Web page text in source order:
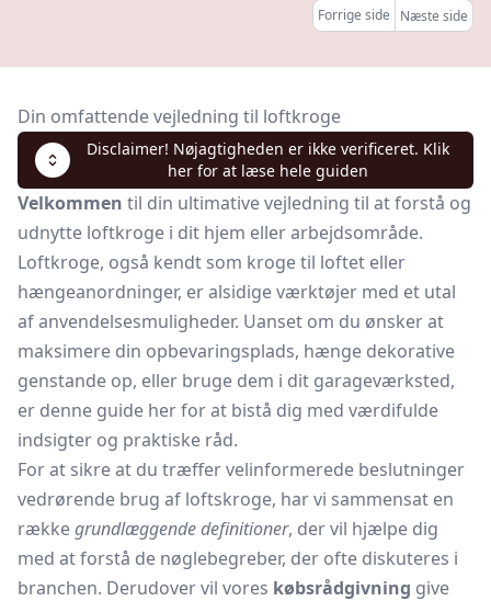
Forrige side Næste side
Din omfattende vejledning til loftkroge
Disclaimer! Nøjagtigheden er ikke verificeret. Klik
her for at læse hele guiden
Velkommen til din ultimative vejledning til at forstå og
udnytte loftkroge i dit hjem eller arbejdsområde.
Loftkroge, også kendt som kroge til loftet eller
hængeanordninger, er alsidige værktøjer med et utal
af anvendelsesmuligheder. Uanset om du ønsker at
maksimere din opbevaringsplads, hænge dekorative
genstande op, eller bruge dem i dit garageværksted,
er denne guide her for at bistå dig med værdifulde
indsigter og praktiske råd.
For at sikre at du træffer velinformerede beslutninger
vedrørende brug af loftskroge, har vi sammensat en
rækkegrundlæggende definitioner, der vil hjælpe dig
med at forstå de nøglebegreber, der ofte diskuteres i
branchen. Derudover vil vores købsrådgivning give